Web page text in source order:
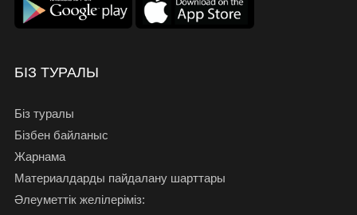
БІЗ ТУРАЛЫ
Біз туралы
Бізбен байланыс
Жарнама
Материалдарды пайдалану шарттары
Әлеуметтік желілеріміз: